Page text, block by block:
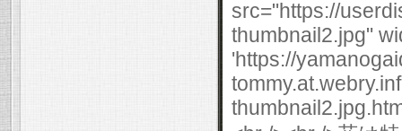
src="https://
thumbnail2.jpg"
'https://